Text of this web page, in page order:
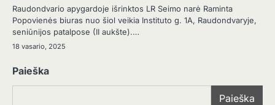
Raudondvario apygardoje išrinktos LR Seimo narė Raminta
Popovienės biuras nuo šiol veikia Instituto g. 1A, Raudondvaryje,
seniūnijos patalpose (II aukšte).…
18 vasario, 2025
Paieška
Paieška